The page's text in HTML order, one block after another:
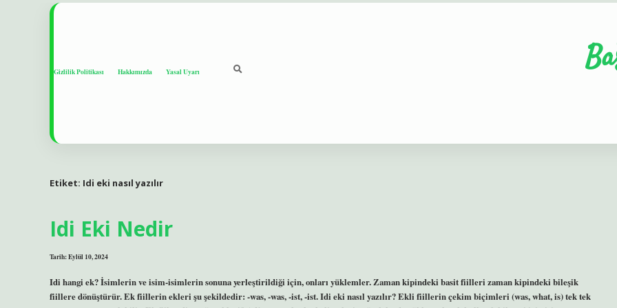
Gizlilik Politikası Hakkımızda Yasal Uyarı
Etiket: Idi eki nasıl yazılır
Idi Eki Nedir
Tarih: Eylül 10, 2024
Idi hangi ek? İsimlerin ve isim-isimlerin sonuna yerleştirildiği için, onları yüklemler. Zaman kipindeki basit fiilleri zaman kipindeki bileşik
fiillere dönüştürür. Ek fiillerin ekleri şu şekildedir: -was, -was, -ist, -ist. Idi eki nasıl yazılır? Ekli fiillerin çekim biçimleri (was, what, is) tek tek